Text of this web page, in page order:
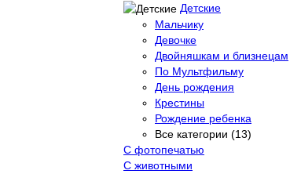
Детские
Мальчику
Девочке
Двойняшкам и близнецам
По Мультфильму
День рождения
Крестины
Рождение ребенка
Все категории (13)
С фотопечатью
C животными